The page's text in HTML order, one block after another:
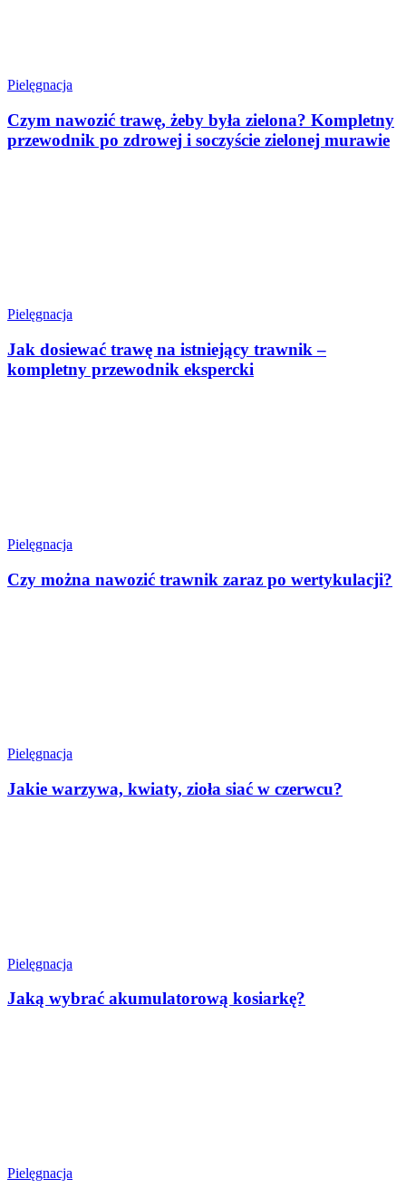
Pielęgnacja
Czym nawozić trawę, żeby była zielona? Kompletny
przewodnik po zdrowej i soczyście zielonej murawie
Pielęgnacja
Jak dosiewać trawę na istniejący trawnik –
kompletny przewodnik ekspercki
Pielęgnacja
Czy można nawozić trawnik zaraz po wertykulacji?
Pielęgnacja
Jakie warzywa, kwiaty, zioła siać w czerwcu?
Pielęgnacja
Jaką wybrać akumulatorową kosiarkę?
Pielęgnacja